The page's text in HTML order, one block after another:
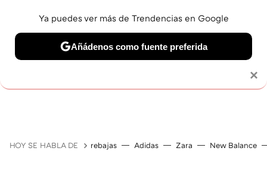
HOY SE HABLA DE rebajas Adidas Zara New Balance
×
Ya puedes ver más de Trendencias en Google
Añádenos como fuente preferida